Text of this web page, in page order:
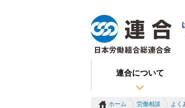
連合について
ホーム 労働相談 よく